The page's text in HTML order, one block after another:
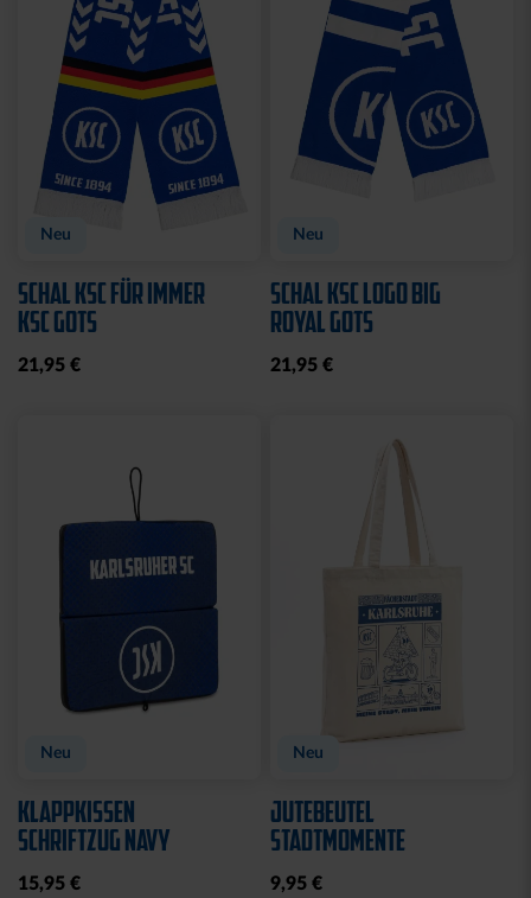
Neu
SCHAL KSC FÜR IMMER
KSC GOTS
21,95 €
Neu
SCHAL KSC LOGO BIG
ROYAL GOTS
21,95 €
Neu
KLAPPKISSEN
SCHRIFTZUG NAVY
15,95 €
Neu
JUTEBEUTEL
STADTMOMENTE
9,95 €